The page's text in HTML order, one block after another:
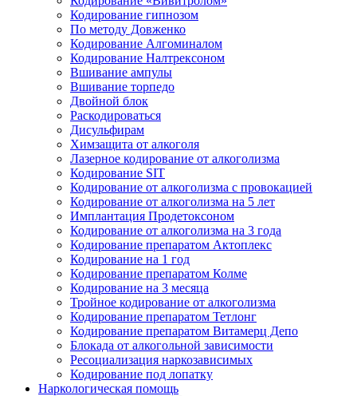
Кодирование гипнозом
По методу Довженко
Кодирование Алгоминалом
Кодирование Налтрексоном
Вшивание ампулы
Вшивание торпедо
Двойной блок
Раскодироваться
Дисульфирам
Химзащита от алкоголя
Лазерное кодирование от алкоголизма
Кодирование SIT
Кодирование от алкоголизма с провокацией
Кодирование от алкоголизма на 5 лет
Имплантация Продетоксоном
Кодирование от алкоголизма на 3 года
Кодирование препаратом Актоплекс
Кодирование на 1 год
Кодирование препаратом Колме
Кодирование на 3 месяца
Тройное кодирование от алкоголизма
Кодирование препаратом Тетлонг
Кодирование препаратом Витамерц Депо
Блокада от алкогольной зависимости
Ресоциализация наркозависимых
Кодирование под лопатку
Наркологическая помощь